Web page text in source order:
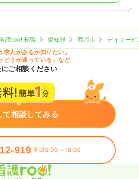
護roo! 転職 愛知県 西尾市
デイサー
求人があるか知りたい」
どうか迷っている」など
ご相談ください
て相談してみる
919 平日9:00～18:00